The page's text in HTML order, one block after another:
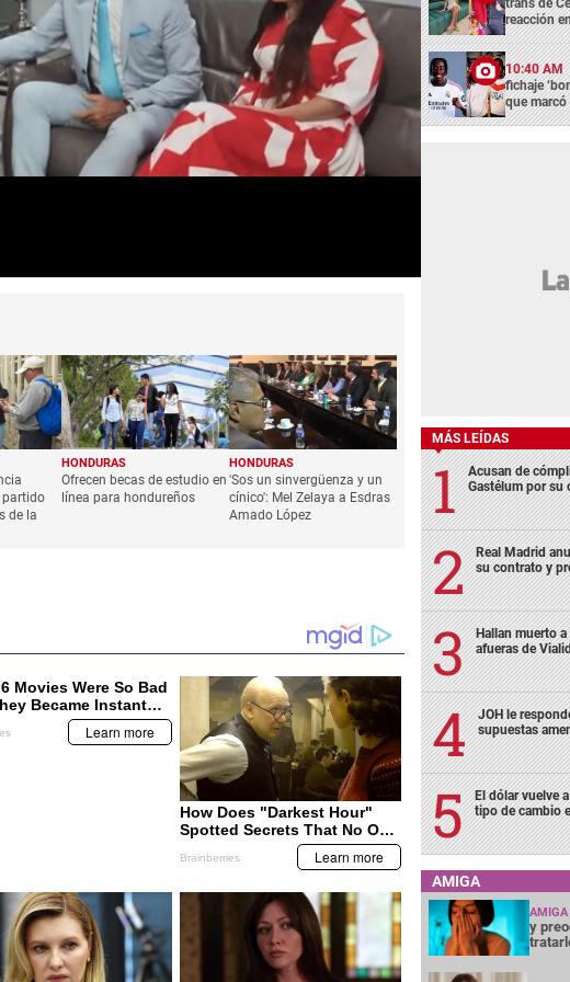
partido
de la
línea para hondureños
HONDURAS
'Sos un sinvergüenza y un
cínico': Mel Zelaya a Esdras
Amado López
trans de
reacción
10:40 AM
fichaje
que
MÁS LEÍDAS
Acusan de
Gastélum por su
Real Madrid
su contrato y
Hallan muerto
afueras de
JOH le
supuestas
El dólar vuelve
tipo de cambio
AMIGA
AMIGA
y